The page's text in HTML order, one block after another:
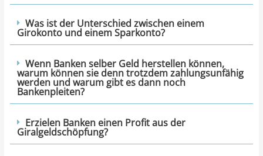
Was ist der Unterschied zwischen einem
Girokonto und einem Sparkonto?
Wenn Banken selber Geld herstellen können,
warum können sie denn trotzdem zahlungsunfähig
werden und warum gibt es dann noch
Bankenpleiten?
Erzielen Banken einen Profit aus der
Giralgeldschöpfung?